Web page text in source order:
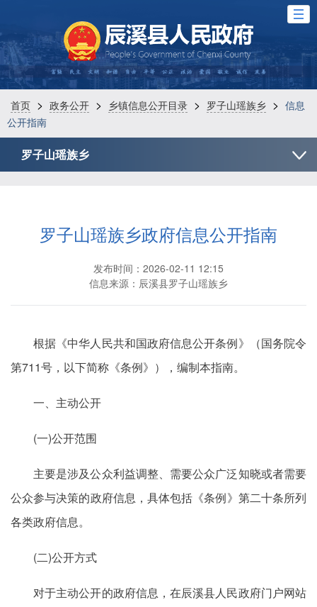
首页 > 政务公开 > 乡镇信息公开目录 > 罗子山瑶族乡 > 信息
公开指南
罗子山瑶族乡
罗子山瑶族乡政府信息公开指南
发布时间：2026-02-11 12:15
信息来源：辰溪县罗子山瑶族乡
根据《中华人民共和国政府信息公开条例》（国务院令
第711号，以下简称《条例》），编制本指南。
一、主动公开
(一)公开范围
主要是涉及公众利益调整、需要公众广泛知晓或者需要
公众参与决策的政府信息，具体包括《条例》第二十条所列
各类政府信息。
(二)公开方式
对于主动公开的政府信息，在辰溪县人民政府门户网站